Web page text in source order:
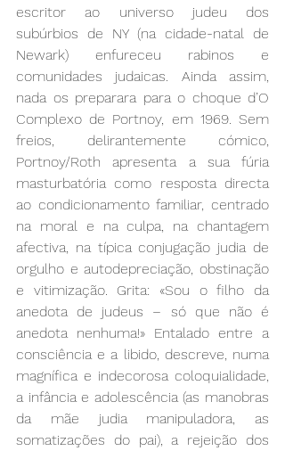
escritor ao universo judeu dos
subúrbios de NY (na cidade-natal de
Newark) enfureceu rabinos e
comunidades judaicas. Ainda assim,
nada os preparara para o choque d’O
Complexo de Portnoy, em 1969. Sem
freios, delirantemente cómico,
Portnoy/Roth apresenta a sua fúria
masturbatória como resposta directa
ao condicionamento familiar, centrado
na moral e na culpa, na chantagem
afectiva, na típica conjugação judia de
orgulho e autodepreciação, obstinação
e vitimização. Grita: «Sou o filho da
anedota de judeus – só que não é
anedota nenhuma!» Entalado entre a
consciência e a libido, descreve, numa
magnífica e indecorosa coloquialidade,
a infância e adolescência (as manobras
da mãe judia manipuladora, as
somatizações do pai), a rejeição dos